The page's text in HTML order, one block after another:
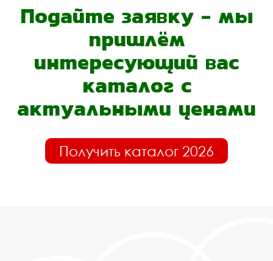
Подайте заявку - мы
пришлём
интересующий вас
каталог с
актуальными ценами
Получить каталог 2026